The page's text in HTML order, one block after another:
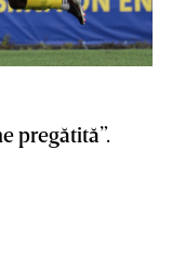
pregătită”.